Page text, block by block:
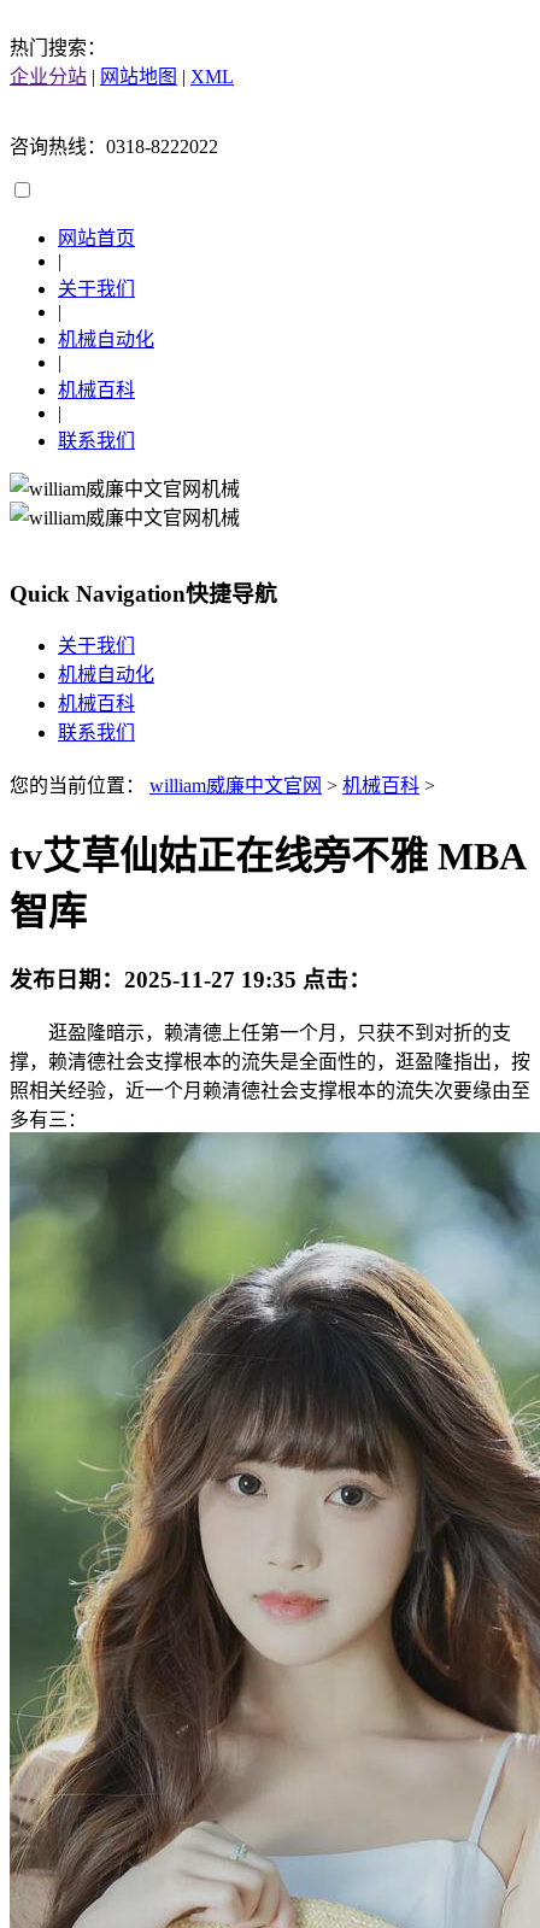
热门搜索：
企业分站 | 网站地图 | XML
咨询热线：0318-8222022
网站首页
|
关于我们
|
机械自动化
|
机械百科
|
联系我们
Quick Navigation快捷导航
关于我们
机械自动化
机械百科
联系我们
您的当前位置： william威廉中文官网 > 机械百科 >
tv艾草仙姑正在线旁不雅 MBA
智库
发布日期： 2025-11-27 19:35 点击：
逛盈隆暗示，赖清德上任第一个月，只获不到对折的支
撑，赖清德社会支撑根本的流失是全面性的，逛盈隆指出，按
照相关经验，近一个月赖清德社会支撑根本的流失次要缘由至
多有三：